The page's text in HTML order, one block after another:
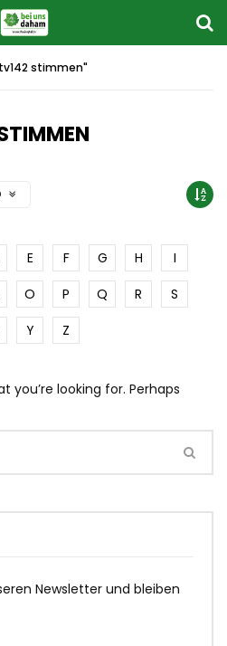
stimmen"
E F G H
I
O P Q R
S
Y Z
you’re looking for. Perhaps
Newsletter und bleiben